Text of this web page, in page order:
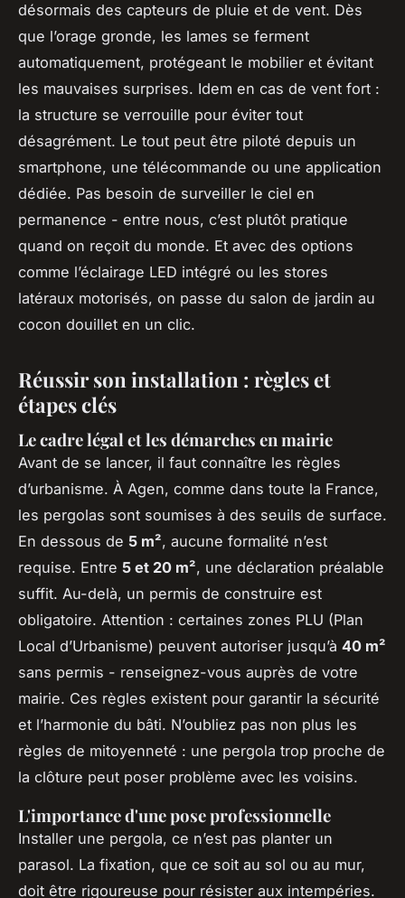
désormais des capteurs de pluie et de vent. Dès
que l’orage gronde, les lames se ferment
automatiquement, protégeant le mobilier et évitant
les mauvaises surprises. Idem en cas de vent fort :
la structure se verrouille pour éviter tout
désagrément. Le tout peut être piloté depuis un
smartphone, une télécommande ou une application
dédiée. Pas besoin de surveiller le ciel en
permanence - entre nous, c’est plutôt pratique
quand on reçoit du monde. Et avec des options
comme l’éclairage LED intégré ou les stores
latéraux motorisés, on passe du salon de jardin au
cocon douillet en un clic.
Réussir son installation : règles et
étapes clés
Le cadre légal et les démarches en mairie
Avant de se lancer, il faut connaître les règles
d’urbanisme. À Agen, comme dans toute la France,
les pergolas sont soumises à des seuils de surface.
En dessous de 5 m², aucune formalité n’est
requise. Entre 5 et 20 m², une déclaration préalable
suffit. Au-delà, un permis de construire est
obligatoire. Attention : certaines zones PLU (Plan
Local d’Urbanisme) peuvent autoriser jusqu’à 40 m²
sans permis - renseignez-vous auprès de votre
mairie. Ces règles existent pour garantir la sécurité
et l’harmonie du bâti. N’oubliez pas non plus les
règles de mitoyenneté : une pergola trop proche de
la clôture peut poser problème avec les voisins.
L'importance d'une pose professionnelle
Installer une pergola, ce n’est pas planter un
parasol. La fixation, que ce soit au sol ou au mur,
doit être rigoureuse pour résister aux intempéries.